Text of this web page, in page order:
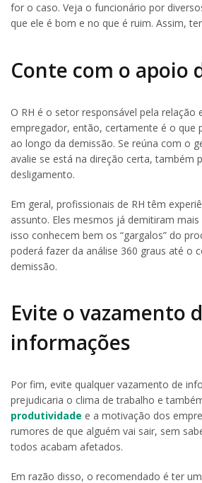
for o caso. Veja o funcionário por
que ele é bom e no que é ruim. Assim,
Conte com o apoio
O RH é o setor responsável pela relação
empregador, então, certamente é o que
ao longo da demissão. Se reúna com o
avalie se está na direção certa, também
desligamento.
Em geral, profissionais de RH têm
assunto. Eles mesmos já demitiram
isso conhecem bem os “gargalos” do
poderá fazer da análise 360 graus até o
demissão.
Evite o vazamento
informações
Por fim, evite qualquer vazamento de
prejudicaria o clima de trabalho e
produtividade e a motivação dos
rumores de que alguém vai sair, sem
todos acabam afetados.
Em razão disso, o recomendado é ter